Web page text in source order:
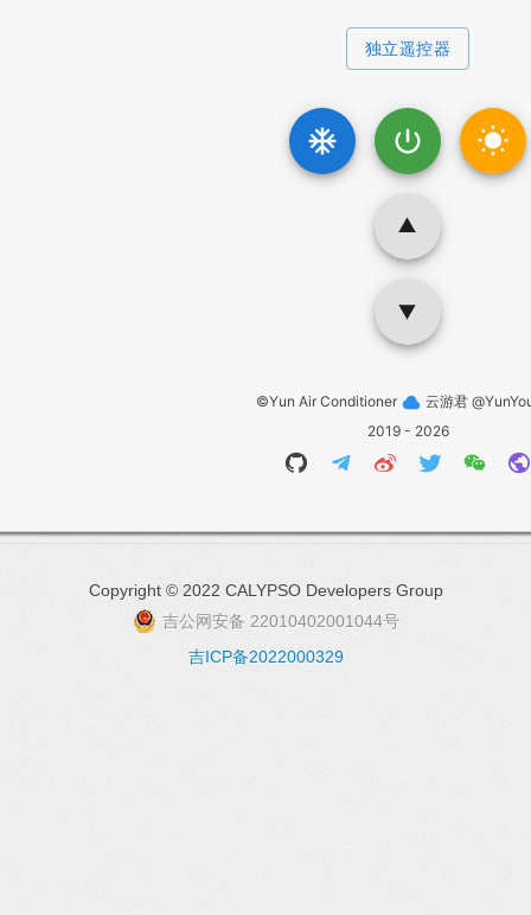
Copyright © 2022 CALYPSO Developers Group
吉公网安备 22010402001044号
吉ICP备2022000329